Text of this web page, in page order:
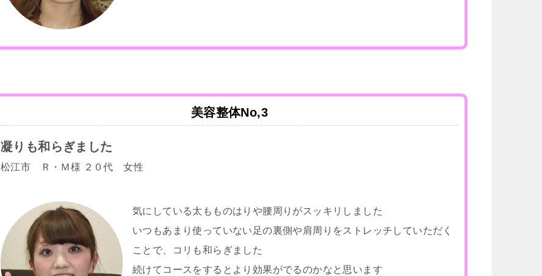
美容整体No,3
凝りも和らぎました
松江市 Ｒ・Ｍ様 ２０代 女性
気にしている太もものはりや腰周りがスッキリしました
いつもあまり使っていない足の裏側や肩周りをストレッチしていただく
ことで、コリも和らぎました
続けてコースをするとより効果がでるのかなと思います